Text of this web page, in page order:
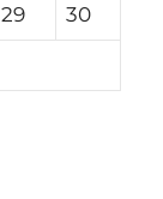
29 30